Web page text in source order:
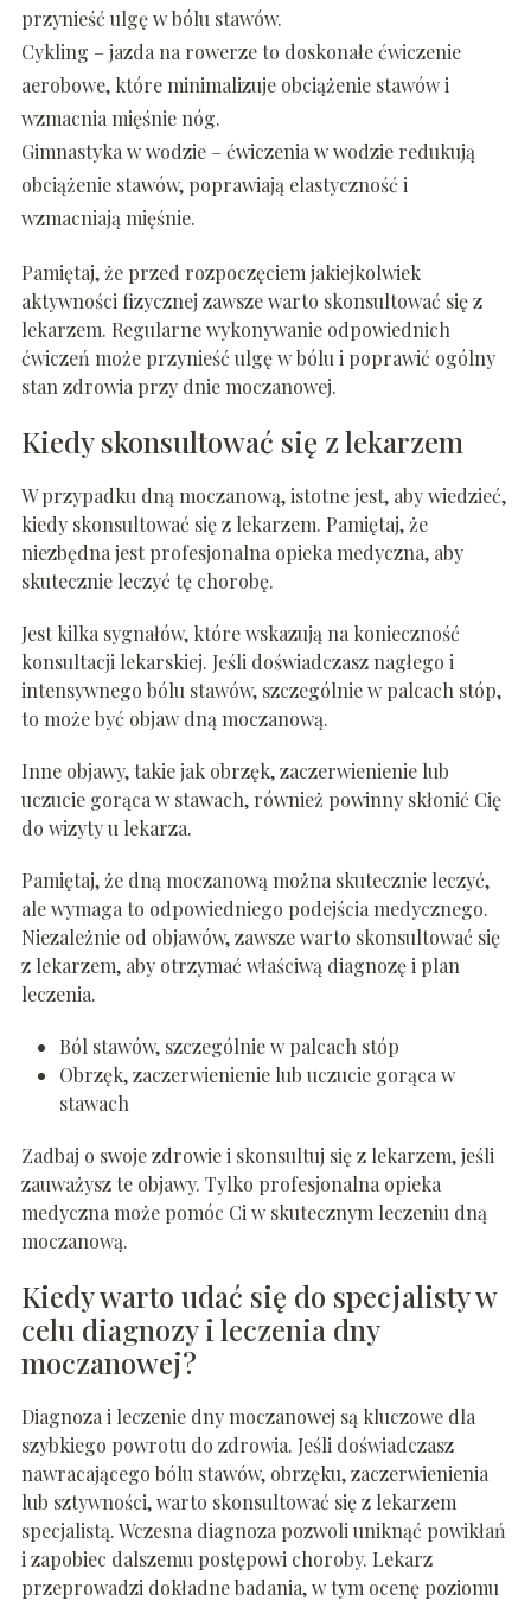
przynieść ulgę w bólu stawów.
Cykling – jazda na rowerze to doskonałe ćwiczenie
aerobowe, które minimalizuje obciążenie stawów i
wzmacnia mięśnie nóg.
Gimnastyka w wodzie – ćwiczenia w wodzie redukują
obciążenie stawów, poprawiają elastyczność i
wzmacniają mięśnie.
Pamiętaj, że przed rozpoczęciem jakiejkolwiek
aktywności fizycznej zawsze warto skonsultować się z
lekarzem. Regularne wykonywanie odpowiednich
ćwiczeń może przynieść ulgę w bólu i poprawić ogólny
stan zdrowia przy dnie moczanowej.
Kiedy skonsultować się z lekarzem
W przypadku dną moczanową, istotne jest, aby wiedzieć,
kiedy skonsultować się z lekarzem. Pamiętaj, że
niezbędna jest profesjonalna opieka medyczna, aby
skutecznie leczyć tę chorobę.
Jest kilka sygnałów, które wskazują na konieczność
konsultacji lekarskiej. Jeśli doświadczasz nagłego i
intensywnego bólu stawów, szczególnie w palcach stóp,
to może być objaw dną moczanową.
Inne objawy, takie jak obrzęk, zaczerwienienie lub
uczucie gorąca w stawach, również powinny skłonić Cię
do wizyty u lekarza.
Pamiętaj, że dną moczanową można skutecznie leczyć,
ale wymaga to odpowiedniego podejścia medycznego.
Niezależnie od objawów, zawsze warto skonsultować się
z lekarzem, aby otrzymać właściwą diagnozę i plan
leczenia.
Ból stawów, szczególnie w palcach stóp
Obrzęk, zaczerwienienie lub uczucie gorąca w
stawach
Zadbaj o swoje zdrowie i skonsultuj się z lekarzem, jeśli
zauważysz te objawy. Tylko profesjonalna opieka
medyczna może pomóc Ci w skutecznym leczeniu dną
moczanową.
Kiedy warto udać się do specjalisty w
celu diagnozy i leczenia dny
moczanowej?
Diagnoza i leczenie dny moczanowej są kluczowe dla
szybkiego powrotu do zdrowia. Jeśli doświadczasz
nawracającego bólu stawów, obrzęku, zaczerwienienia
lub sztywności, warto skonsultować się z lekarzem
specjalistą. Wczesna diagnoza pozwoli uniknąć powikłań
i zapobiec dalszemu postępowi choroby. Lekarz
przeprowadzi dokładne badania, w tym ocenę poziomu